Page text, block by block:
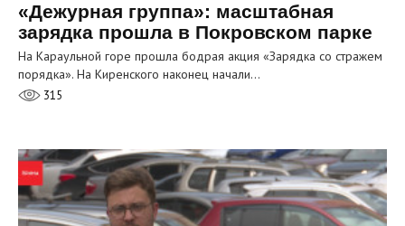
«Дежурная группа»: масштабная
зарядка прошла в Покровском парке
На Караульной горе прошла бодрая акция «Зарядка со стражем
порядка». На Киренского наконец начали…
315